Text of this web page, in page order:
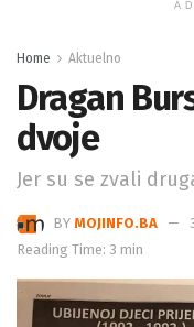
Home Aktuelno
Dragan
dvoje
Jer su se zvali
BY MOJINFO.BA
Reading Time: 3 min